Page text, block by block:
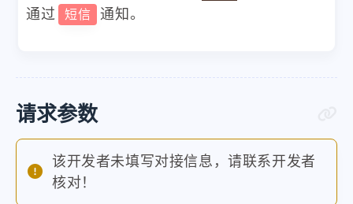
通过
短信 通知。
请求参数
该开发者未填写对接信息，请联系开发者
核对！